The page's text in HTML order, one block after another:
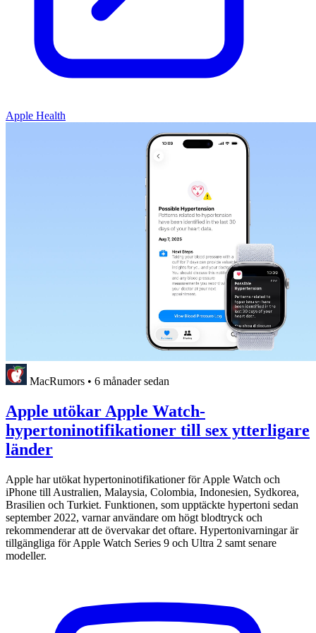
Apple Health
MacRumors • 6 månader sedan
Apple utökar Apple Watch-
hypertoninotifikationer till sex ytterligare
länder
Apple har utökat hypertoninotifikationer för Apple Watch och
iPhone till Australien, Malaysia, Colombia, Indonesien, Sydkorea,
Brasilien och Turkiet. Funktionen, som upptäckte hypertoni sedan
september 2022, varnar användare om högt blodtryck och
rekommenderar att de övervakar det oftare. Hypertonivarningar är
tillgängliga för Apple Watch Series 9 och Ultra 2 samt senare
modeller.